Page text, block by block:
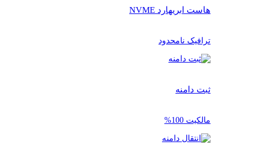
هاست ابریهارد NVME
ترافیک نامحدود
ثبت دامنه
مالکیت 100%